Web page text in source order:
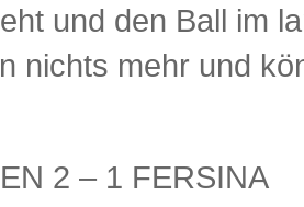
und den Ball im
nichts mehr und
2 – 1 FERSINA